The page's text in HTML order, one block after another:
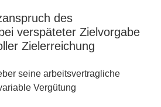
des
verspäteter Zielvorgabe
Zielerreichung
seine arbeitsvertragliche
Vergütung